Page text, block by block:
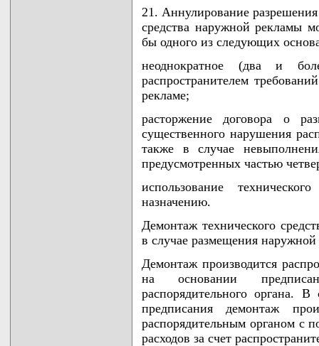
21. Аннулирование
средства наружной рекламы
бы одного из следующих
неоднократное (два и
распространителем
рекламе;
расторжение договора о
существенного нарушения
также в случае
предусмотренных частью
использование
назначению.
Демонтаж технического
в случае размещения
Демонтаж производится
на основании
распорядительного органа. В
предписания демонтаж
распорядительным органом с
расходов за счет